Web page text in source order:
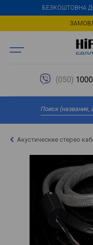
БЕЗКОШТОВНА
(050)
Акустические стерео